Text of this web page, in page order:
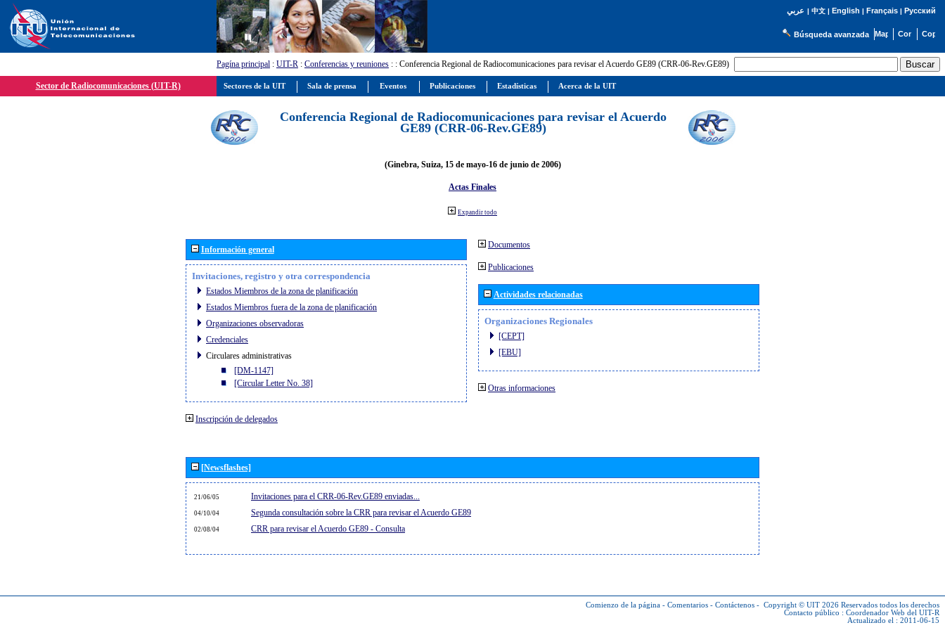
عربي | 中文| English | Français| Русский
Búsqueda avanzada
Pagína principal : UIT-R : Conferencias y reuniones : : Conferencia Regional de Radiocomunicaciones para revisar el Acuerdo GE89 (CRR-06-Rev.GE89)
Sector de Radiocomunicaciones (UIT-R)
Conferencia Regional de Radiocomunicaciones para revisar el Acuerdo
GE89 (CRR-06-Rev.GE89)
(Ginebra, Suiza, 15 de mayo-16 de junio de 2006)
Actas Finales
Expandir todo
Información general
Invitaciones, registro y otra correspondencia
Estados Miembros de la zona de planificación
Estados Miembros fuera de la zona de planificación
Organizaciones observadoras
Credenciales
Circulares administrativas
[DM-1147]
[Circular Letter No. 38]
Inscripción de delegados
Documentos
Publicaciones
Actividades relacionadas
Organizaciones Regionales
[CEPT]
[EBU]
Otras informaciones
[Newsflashes]
21/06/05 Invitaciones para el CRR-06-Rev.GE89 enviadas...
04/10/04 Segunda consultación sobre la CRR para revisar el Acuerdo GE89
02/08/04 CRR para revisar el Acuerdo GE89 - Consulta
Comienzo de la página - Comentarios - Contáctenos - Copyright © UIT 2026 Reservados todos los derechos
Contacto público : Coordenador Web del UIT-R
Actualizado el : 2011-06-15
Sectores de la UIT Sala de prensa Eventos Publicaciones Estadísticas Acerca de la UIT